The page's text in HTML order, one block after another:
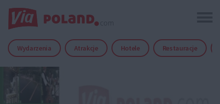
Wydarzenia Atrakcje Hotele Restauracje